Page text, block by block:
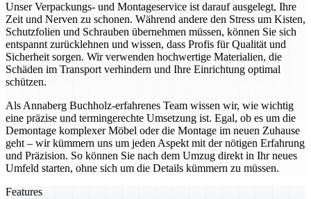
Unser Verpackungs- und Montageservice ist darauf ausgelegt, Ihre
Zeit und Nerven zu schonen. Während andere den Stress um Kisten,
Schutzfolien und Schrauben übernehmen müssen, können Sie sich
entspannt zurücklehnen und wissen, dass Profis für Qualität und
Sicherheit sorgen. Wir verwenden hochwertige Materialien, die
Schäden im Transport verhindern und Ihre Einrichtung optimal
schützen.
Als Annaberg Buchholz-erfahrenes Team wissen wir, wie wichtig
eine präzise und termingerechte Umsetzung ist. Egal, ob es um die
Demontage komplexer Möbel oder die Montage im neuen Zuhause
geht – wir kümmern uns um jeden Aspekt mit der nötigen Erfahrung
und Präzision. So können Sie nach dem Umzug direkt in Ihr neues
Umfeld starten, ohne sich um die Details kümmern zu müssen.
Features